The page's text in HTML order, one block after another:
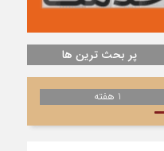
پر بحث ترین ها
1 هفته